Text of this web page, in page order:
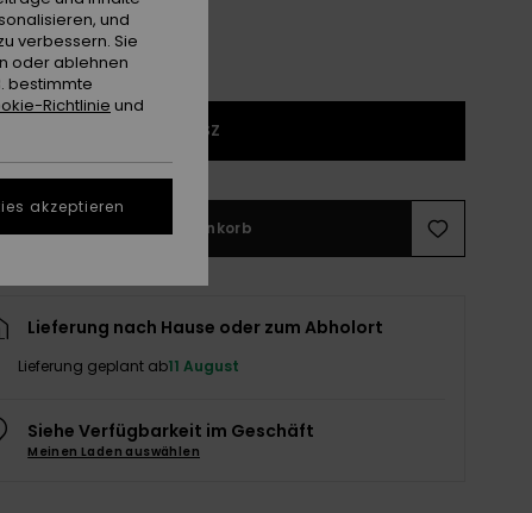
1SZ
In den Warenkorb
Lieferung nach Hause oder zum Abholort
Lieferung geplant ab11 August
Siehe Verfügbarkeit im Geschäft
Meinen Laden auswählen
und
verbessern. Sie
oder ablehnen
bestimmte
Richtlinie und
akzeptieren